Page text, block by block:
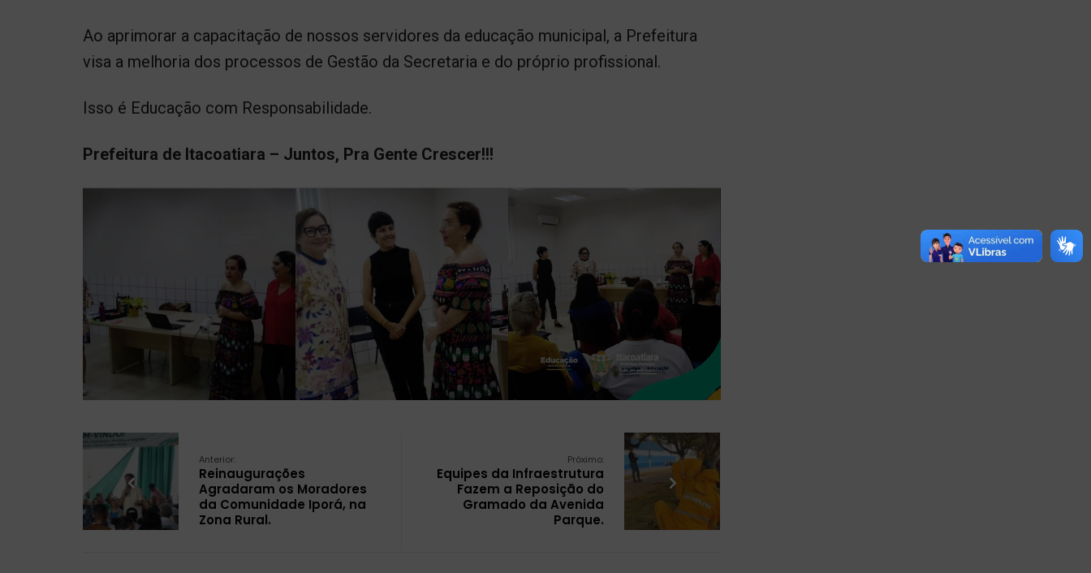
Ao aprimorar a capacitação de nossos servidores da educação municipal, a Prefeitura
visa a melhoria dos processos de Gestão da Secretaria e do próprio profissional.
Isso é Educação com Responsabilidade.
Prefeitura de Itacoatiara – Juntos, Pra Gente Crescer!!!
Anterior:
Reinaugurações
Agradaram os Moradores
da Comunidade Iporá, na
Zona Rural.
Próximo:
Equipes da Infraestrutura
Fazem a Reposição do
Gramado da Avenida
Parque.